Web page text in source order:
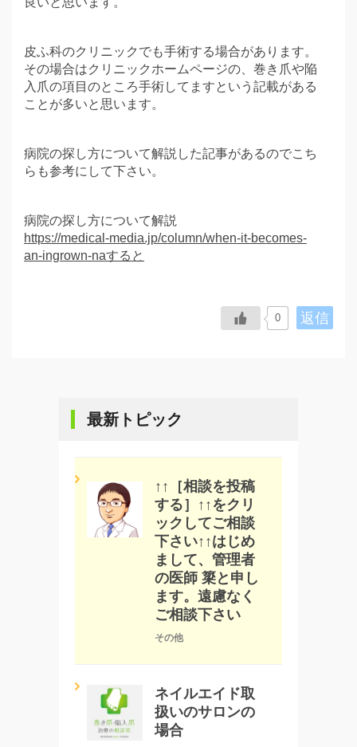
皮ふ科のクリニックでも手術する場合があります。
その場合はクリニックホームページの、巻き爪や陥
入爪の項目のところ手術してますという記載がある
ことが多いと思います。
病院の探し方について解説した記事があるのでこち
らも参考にして下さい。
病院の探し方について解説
https://medical-media.jp/column/when-it-becomes-
an-ingrown-naすると
返信
0
最新トピック
↑↑［相談を投稿
する］↑↑をクリ
ックしてご相談
下さい↑↑はじめ
まして、管理者
の医師 簗と申し
ます。遠慮なく
ご相談下さい
その他
ネイルエイド取
扱いのサロンの
場合